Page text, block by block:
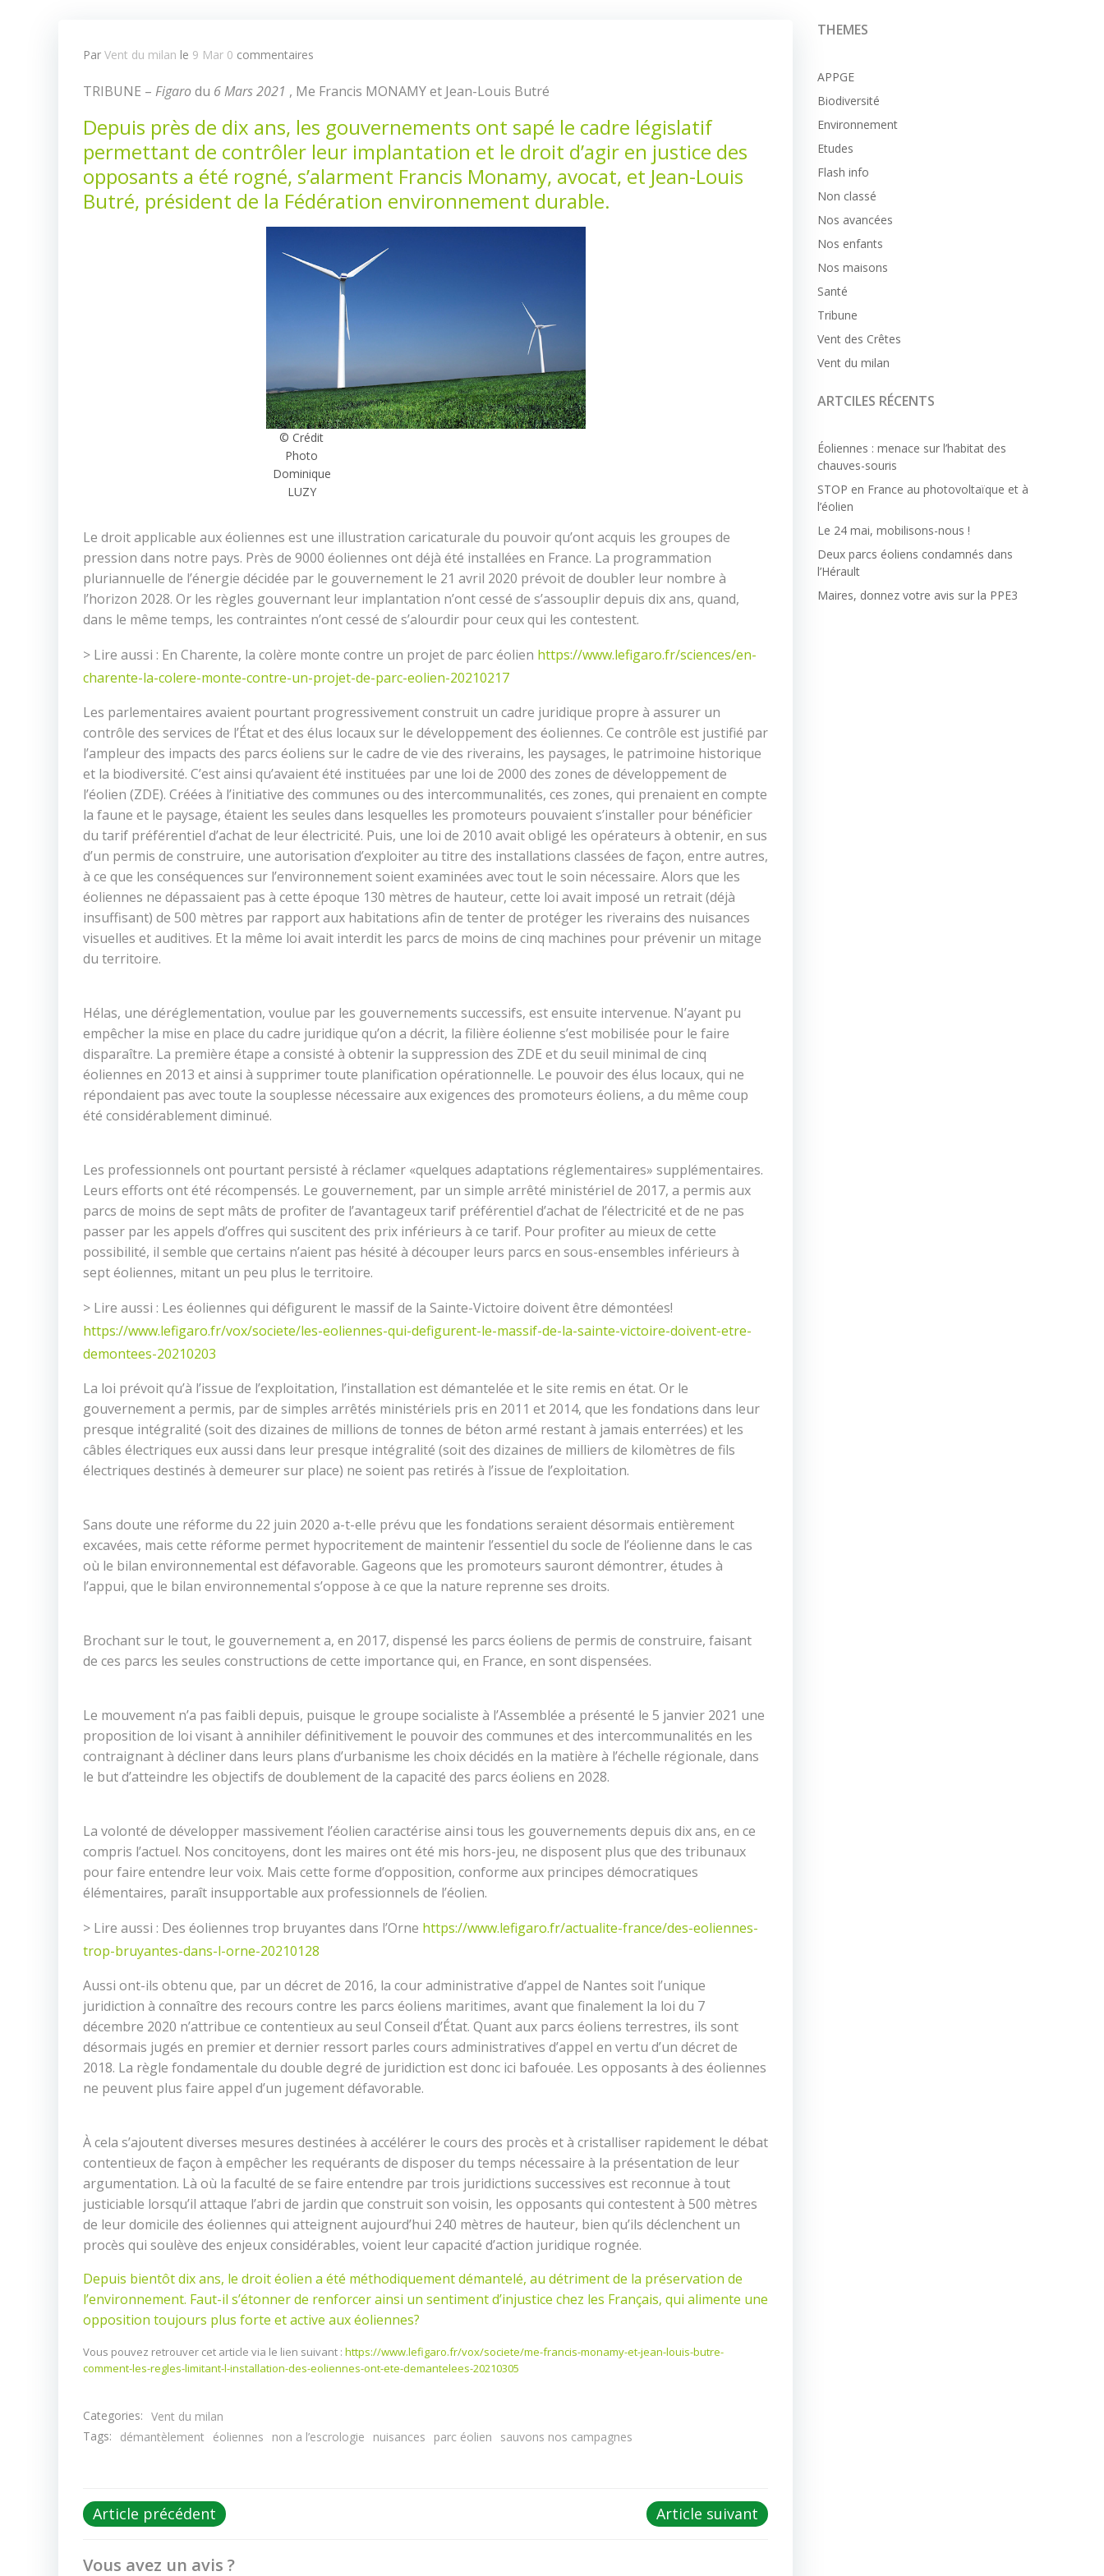
Par Vent du milan le 9 Mar 0 commentaires
TRIBUNE – Figarodu 6 Mars2021 , Me Francis MONAMY et Jean-Louis Butré
Depuis près de dix ans, les gouvernements ont sapé le cadre législatif
permettant de contrôler leur implantation et le droit d’agir en justice des
opposants a été rogné, s’alarment Francis Monamy, avocat, et Jean-Louis
Butré, président de la Fédération environnement durable.
© Crédit
Photo
Dominique
LUZY
Le droit applicable aux éoliennes est une illustration caricaturale du pouvoir qu’ont acquis les groupes de
pression dans notre pays. Près de 9000 éoliennes ont déjà été installées en France. La programmation
pluriannuelle de l’énergie décidée par le gouvernement le 21 avril 2020 prévoit de doubler leur nombre à
l’horizon 2028. Or les règles gouvernant leur implantation n’ont cessé de s’assouplir depuis dix ans, quand,
dans le même temps, les contraintes n’ont cessé de s’alourdir pour ceux qui les contestent.
> Lire aussi : En Charente, la colère monte contre un projet de parc éolien https://www.lefigaro.fr/sciences/en-
charente-la-colere-monte-contre-un-projet-de-parc-eolien-20210217
Les parlementaires avaient pourtant progressivement construit un cadre juridique propre à assurer un
contrôle des services de l’État et des élus locaux sur le développement des éoliennes. Ce contrôle est justifié par
l’ampleur des impacts des parcs éoliens sur le cadre de vie des riverains, les paysages, le patrimoine historique
et la biodiversité. C’est ainsi qu’avaient été instituées par une loi de 2000 des zones de développement de
l’éolien (ZDE). Créées à l’initiative des communes ou des intercommunalités, ces zones, qui prenaient en compte
la faune et le paysage, étaient les seules dans lesquelles les promoteurs pouvaient s’installer pour bénéficier
du tarif préférentiel d’achat de leur électricité. Puis, une loi de 2010 avait obligé les opérateurs à obtenir, en sus
d’un permis de construire, une autorisation d’exploiter au titre des installations classées de façon, entre autres,
à ce que les conséquences sur l’environnement soient examinées avec tout le soin nécessaire. Alors que les
éoliennes ne dépassaient pas à cette époque 130 mètres de hauteur, cette loi avait imposé un retrait (déjà
insuffisant) de 500 mètres par rapport aux habitations afin de tenter de protéger les riverains des nuisances
visuelles et auditives. Et la même loi avait interdit les parcs de moins de cinq machines pour prévenir un mitage
du territoire.
Hélas, une déréglementation, voulue par les gouvernements successifs, est ensuite intervenue. N’ayant pu
empêcher la mise en place du cadre juridique qu’on a décrit, la filière éolienne s’est mobilisée pour le faire
disparaître. La première étape a consisté à obtenir la suppression des ZDE et du seuil minimal de cinq
éoliennes en 2013 et ainsi à supprimer toute planification opérationnelle. Le pouvoir des élus locaux, qui ne
répondaient pas avec toute la souplesse nécessaire aux exigences des promoteurs éoliens, a du même coup
été considérablement diminué.
Les professionnels ont pourtant persisté à réclamer «quelques adaptations réglementaires» supplémentaires.
Leurs efforts ont été récompensés. Le gouvernement, par un simple arrêté ministériel de 2017, a permis aux
parcs de moins de sept mâts de profiter de l’avantageux tarif préférentiel d’achat de l’électricité et de ne pas
passer par les appels d’offres qui suscitent des prix inférieurs à ce tarif. Pour profiter au mieux de cette
possibilité, il semble que certains n’aient pas hésité à découper leurs parcs en sous-ensembles inférieurs à
sept éoliennes, mitant un peu plus le territoire.
> Lire aussi : Les éoliennes qui défigurent le massif de la Sainte-Victoire doivent être démontées!
https://www.lefigaro.fr/vox/societe/les-eoliennes-qui-defigurent-le-massif-de-la-sainte-victoire-doivent-etre-
demontees-20210203
La loi prévoit qu’à l’issue de l’exploitation, l’installation est démantelée et le site remis en état. Or le
gouvernement a permis, par de simples arrêtés ministériels pris en 2011 et 2014, que les fondations dans leur
presque intégralité (soit des dizaines de millions de tonnes de béton armé restant à jamais enterrées) et les
câbles électriques eux aussi dans leur presque intégralité (soit des dizaines de milliers de kilomètres de fils
électriques destinés à demeurer sur place) ne soient pas retirés à l’issue de l’exploitation.
Sans doute une réforme du 22 juin 2020 a-t-elle prévu que les fondations seraient désormais entièrement
excavées, mais cette réforme permet hypocritement de maintenir l’essentiel du socle de l’éolienne dans le cas
où le bilan environnemental est défavorable. Gageons que les promoteurs sauront démontrer, études à
l’appui, que le bilan environnemental s’oppose à ce que la nature reprenne ses droits.
Brochant sur le tout, le gouvernement a, en 2017, dispensé les parcs éoliens de permis de construire, faisant
de ces parcs les seules constructions de cette importance qui, en France, en sont dispensées.
Le mouvement n’a pas faibli depuis, puisque le groupe socialiste à l’Assemblée a présenté le 5 janvier 2021 une
proposition de loi visant à annihiler définitivement le pouvoir des communes et des intercommunalités en les
contraignant à décliner dans leurs plans d’urbanisme les choix décidés en la matière à l’échelle régionale, dans
le but d’atteindre les objectifs de doublement de la capacité des parcs éoliens en 2028.
La volonté de développer massivement l’éolien caractérise ainsi tous les gouvernements depuis dix ans, en ce
compris l’actuel. Nos concitoyens, dont les maires ont été mis hors-jeu, ne disposent plus que des tribunaux
pour faire entendre leur voix. Mais cette forme d’opposition, conforme aux principes démocratiques
élémentaires, paraît insupportable aux professionnels de l’éolien.
> Lire aussi : Des éoliennes trop bruyantes dans l’Orne https://www.lefigaro.fr/actualite-france/des-eoliennes-
trop-bruyantes-dans-l-orne-20210128
Aussi ont-ils obtenu que, par un décret de 2016, la cour administrative d’appel de Nantes soit l’unique
juridiction à connaître des recours contre les parcs éoliens maritimes, avant que finalement la loi du 7
décembre 2020 n’attribue ce contentieux au seul Conseil d’État. Quant aux parcs éoliens terrestres, ils sont
désormais jugés en premier et dernier ressort parles cours administratives d’appel en vertu d’un décret de
2018. La règle fondamentale du double degré de juridiction est donc ici bafouée. Les opposants à des éoliennes
ne peuvent plus faire appel d’un jugement défavorable.
À cela s’ajoutent diverses mesures destinées à accélérer le cours des procès et à cristalliser rapidement le débat
contentieux de façon à empêcher les requérants de disposer du temps nécessaire à la présentation de leur
argumentation. Là où la faculté de se faire entendre par trois juridictions successives est reconnue à tout
justiciable lorsqu’il attaque l’abri de jardin que construit son voisin, les opposants qui contestent à 500 mètres
de leur domicile des éoliennes qui atteignent aujourd’hui 240 mètres de hauteur, bien qu’ils déclenchent un
procès qui soulève des enjeux considérables, voient leur capacité d’action juridique rognée.
Depuis bientôt dix ans, le droit éolien a été méthodiquement démantelé, au détriment de la préservation de
l’environnement. Faut-il s’étonner de renforcer ainsi un sentiment d’injustice chez les Français, qui alimente une
opposition toujours plus forte et active aux éoliennes?
Vous pouvez retrouver cet article via le lien suivant : https://www.lefigaro.fr/vox/societe/me-francis-monamy-et-jean-louis-butre-
comment-les-regles-limitant-l-installation-des-eoliennes-ont-ete-demantelees-20210305
Categories: Vent du milan
Tags:
démantèlement éoliennes non a l’escrologie nuisances parc éolien sauvons nos campagnes
Post
Article précédent Article suivant
Vous avez un avis ?
THEMES
APPGE
Biodiversité
Environnement
Etudes
Flash info
Non classé
Nos avancées
Nos enfants
Nos maisons
Santé
Tribune
Vent des Crêtes
Vent du milan
ARTCILES RÉCENTS
Éoliennes : menace sur l’habitat des
chauves-souris
STOP en France au photovoltaïque et à
l’éolien
Le 24 mai, mobilisons-nous !
Deux parcs éoliens condamnés dans
l’Hérault
Maires, donnez votre avis sur la PPE3